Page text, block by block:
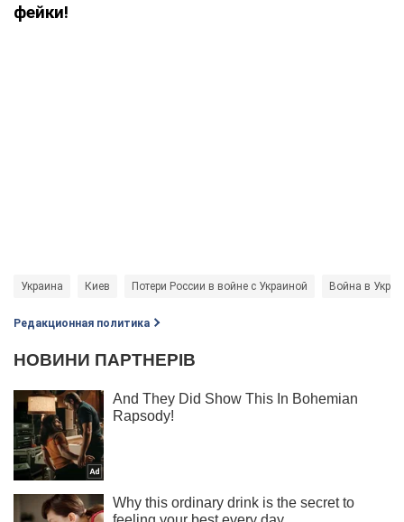
фейки!
Украина Киев Потери России в войне с Украиной Война в
Редакционная политика